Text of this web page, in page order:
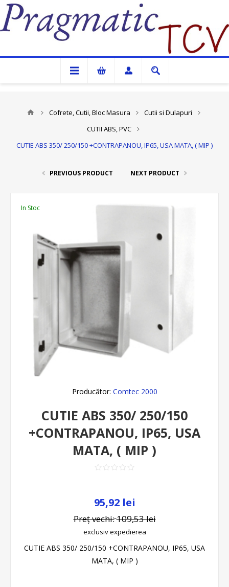
Pragmatic TCV
Cofrete, Cutii, Bloc Masura
Cutii si Dulapuri
CUTII ABS, PVC
CUTIE ABS 350/ 250/150 +CONTRAPANOU, IP65, USA MATA, ( MIP )
PREVIOUS PRODUCT NEXT PRODUCT
In Stoc
Producător: Comtec 2000
CUTIE ABS 350/ 250/150
+CONTRAPANOU, IP65, USA
MATA, ( MIP )
95,92 lei
Preț vechi:109,53 lei
exclusivexpedierea
CUTIE ABS 350/ 250/150 +CONTRAPANOU, IP65, USA
MATA, ( MIP )